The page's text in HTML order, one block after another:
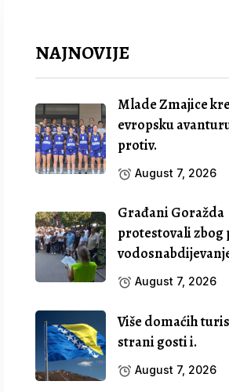
NAJNOVIJE
Mlade Zmajice
evropsku
protiv.
August 7, 2026
Građani Goražda
protestovali zbog
August 7, 2026
Više domaćih
strani gosti i.
August 7, 2026